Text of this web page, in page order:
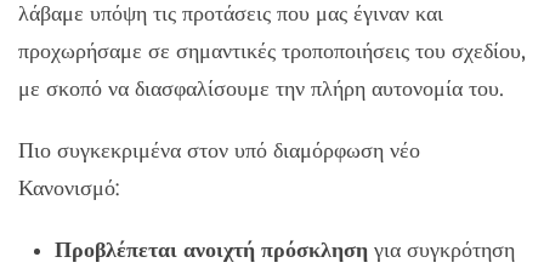
λάβαμε υπόψη τις προτάσεις που μας έγιναν και
προχωρήσαμε σε σημαντικές τροποποιήσεις του σχεδίου,
με σκοπό να διασφαλίσουμε την πλήρη αυτονομία του.
Πιο συγκεκριμένα στον υπό διαμόρφωση νέο
Κανονισμό:
Προβλέπεται ανοιχτή πρόσκληση για συγκρότηση